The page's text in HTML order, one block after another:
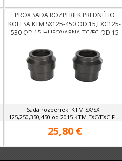
PROX SADA ROZPERIEK PREDNÉHO
KOLESA KTM SX125-450 OD 15,EXC125-
530 OD 15,HUSQVARNA TC/FC OD 15
Sada rozperiek. KTM SX/SXF
125,250,350,450 od 2015 KTM EXC/EXC-F ...
25,80 €